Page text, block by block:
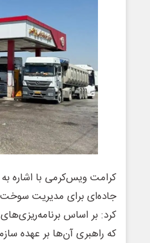
کرامت ویس‌کرمی با اشاره
جاده‌ای برای مدیریت سوخت